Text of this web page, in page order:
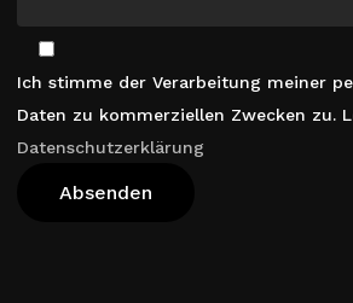
Ich stimme der Verarbeitung meiner
Daten zu kommerziellen Zwecken zu.
Datenschutzerklärung